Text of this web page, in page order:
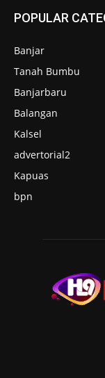
POPULAR
Banjar
Tanah Bumbu
Banjarbaru
Balangan
Kalsel
advertorial2
Kapuas
bpn